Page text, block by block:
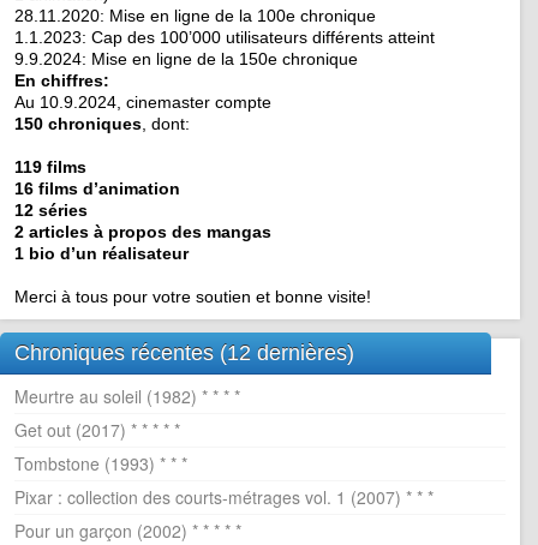
28.11.2020: Mise en ligne de la 100e chronique
1.1.2023: Cap des 100’000 utilisateurs différents atteint
9.9.2024: Mise en ligne de la 150e chronique
En chiffres:
Au 10.9.2024, cinemaster compte
150 chroniques, dont:
119 films
16 films d’animation
12 séries
2 articles à propos des mangas
1 bio d’un réalisateur
Merci à tous pour votre soutien et bonne visite!
Chroniques récentes (12 dernières)
Meurtre au soleil (1982) * * * *
Get out (2017) * * * * *
Tombstone (1993) * * *
Pixar : collection des courts-métrages vol. 1 (2007) * * *
Pour un garçon (2002) * * * * *